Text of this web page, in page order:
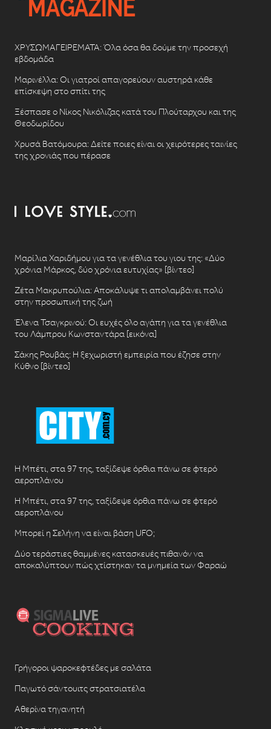
ΧΡΥΣΩΜΑΓΕΙΡΕΜΑΤΑ: Όλα όσα θα δούμε την προσεχή
εβδομάδα
Μαρινέλλα: Οι γιατροί απαγορεύουν αυστηρά κάθε
επίσκεψη στο σπίτι της
Ξέσπασε ο Νίκος Νικόλιζας κατά του Πλούταρχου και της
Θεοδωρίδου
Χρυσά Βατόμουρα: Δείτε ποιες είναι οι χειρότερες ταινίες
της χρονιάς που πέρασε
Μαρίλια Χαριδήμου για τα γενέθλια του γιου της: «Δύο
χρόνια Μάρκος, δύο χρόνια ευτυχίας» [βίντεο]
Ζέτα Μακρυπούλια: Αποκάλυψε τι απολαμβάνει πολύ
στην προσωπική της ζωή
Έλενα Τσαγκρινού: Οι ευχές όλο αγάπη για τα γενέθλια
του Λάμπρου Κωνσταντάρα [εικόνα]
Σάκης Ρουβάς: Η ξεχωριστή εμπειρία που έζησε στην
Κύθνο [βίντεο]
Η Μπέτι, στα 97 της, ταξίδεψε όρθια πάνω σε φτερό
αεροπλάνου
Η Μπέτι, στα 97 της, ταξίδεψε όρθια πάνω σε φτερό
αεροπλάνου
Μπορεί η Σελήνη να είναι βάση UFO;
Δύο τεράστιες θαμμένες κατασκευές πιθανόν να
αποκαλύπτουν πώς χτίστηκαν τα μνημεία των Φαραώ
Γρήγοροι ψαροκεφτέδες με σαλάτα
Παγωτό σάντουιτς στρατσιατέλα
Αθερίνα τηγανητή